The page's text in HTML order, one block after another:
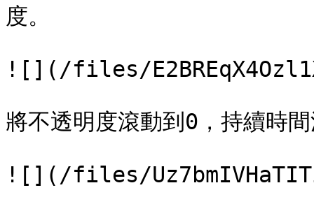
度。
![](/files/
將不透明度滾動到0，持續時
![](/files/